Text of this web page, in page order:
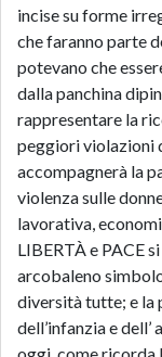
incise su forme
che faranno parte
potevano che
dalla panchina
rappresentare la
peggiori violazioni
accompagnerà la
violenza sulle
lavorativa,
LIBERTÀ e PACE
arcobaleno
diversità tutte; e la
dell’infanzia e